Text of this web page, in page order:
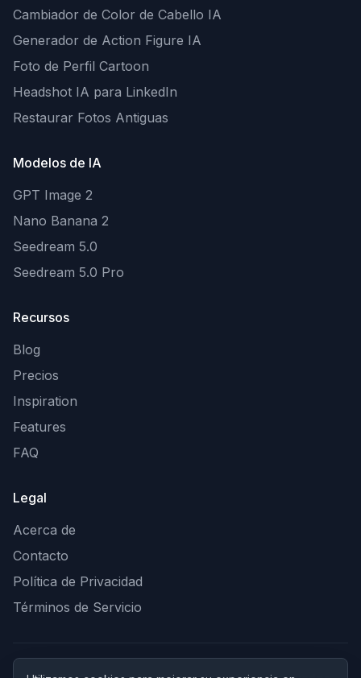
Cambiador de Color de Cabello IA
Generador de Action Figure IA
Foto de Perfil Cartoon
Headshot IA para LinkedIn
Restaurar Fotos Antiguas
Modelos de IA
GPT Image 2
Nano Banana 2
Seedream 5.0
Seedream 5.0 Pro
Recursos
Blog
Precios
Inspiration
Features
FAQ
Legal
Acerca de
Contacto
Política de Privacidad
Términos de Servicio